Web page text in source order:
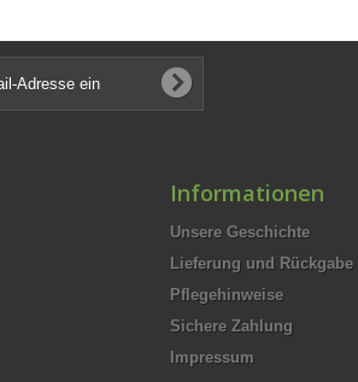
Informationen
Unsere Geschichte
Lieferung und Rückgabe
Pflegehinweise
Sichere Zahlung
Impressum